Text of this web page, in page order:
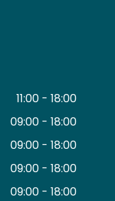
11:00 - 18:00
09:00 - 18:00
09:00 - 18:00
09:00 - 18:00
09:00 - 18:00